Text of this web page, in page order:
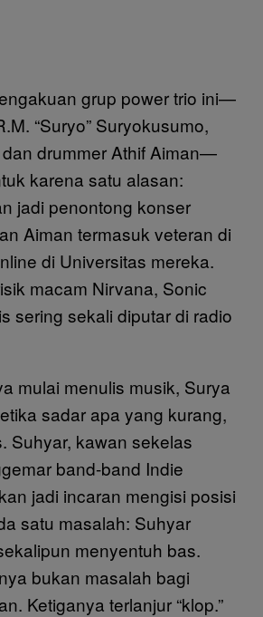
grup power trio ini—
“Suryo” Suryokusumo,
drummer Athif Aiman—
karena satu alasan:
jadi penontong konser
Aiman termasuk veteran di
di Universitas mereka.
macam Nirvana, Sonic
sering sekali diputar di radio
mulai menulis musik, Surya
sadar apa yang kurang,
Suhyar, kawan sekelas
band-band Indie
jadi incaran mengisi posisi
satu masalah: Suhyar
menyentuh bas.
bukan masalah bagi
Ketiganya terlanjur “klop.”